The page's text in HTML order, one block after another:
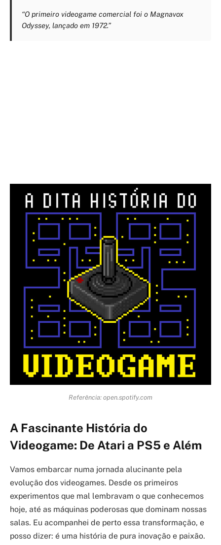
“O primeiro videogame comercial foi o Magnavox
Odyssey, lançado em 1972.”
Referência: open.spotify.com
A Fascinante História do
Videogame: De Atari a PS5 e Além
Vamos embarcar numa jornada alucinante pela
evolução dos videogames. Desde os primeiros
experimentos que mal lembravam o que conhecemos
hoje, até as máquinas poderosas que dominam nossas
salas. Eu acompanhei de perto essa transformação, e
posso dizer: é uma história de pura inovação e paixão.